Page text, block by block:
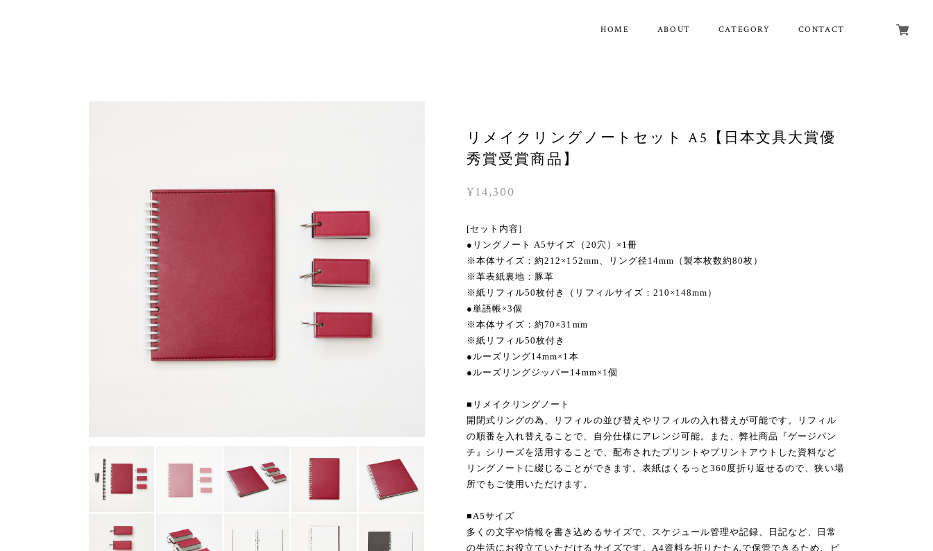
HOME ABOUT CATEGORY CONTACT
リメイクリングノートセット A5【日本文具大賞優
秀賞受賞商品】
¥14,300
[セット内容]
●リングノート A5サイズ（20穴）×1冊
※本体サイズ：約212×152mm、リング径14mm（製本枚数約80枚）
※革表紙裏地：豚革
※紙リフィル50枚付き（リフィルサイズ：210×148mm）
●単語帳×3個
※本体サイズ：約70×31mm
※紙リフィル50枚付き
●ルーズリング14mm×1本
●ルーズリングジッパー14mm×1個
■リメイクリングノート
開閉式リングの為、リフィルの並び替えやリフィルの入れ替えが可能です。リフィル
の順番を入れ替えることで、自分仕様にアレンジ可能。また、弊社商品『ゲージパン
チ』シリーズを活用することで、配布されたプリントやプリントアウトした資料など
リングノートに綴じることができます。表紙はくるっと360度折り返せるので、狭い場
所でもご使用いただけます。
■A5サイズ
多くの文字や情報を書き込めるサイズで、スケジュール管理や記録、日記など、日常
の生活にお役立ていただけるサイズです。A4資料を折りたたんで保管できるため、ビ